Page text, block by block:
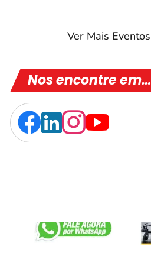
Ver Mais Eventos
Nos encontre em…
